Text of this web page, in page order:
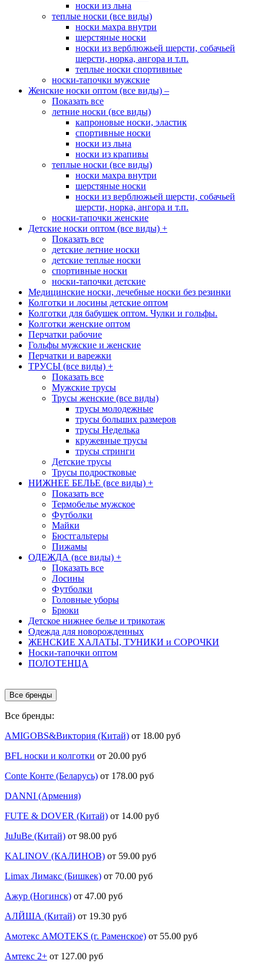
носки из льна
теплые носки (все виды)
носки махра внутри
шерстяные носки
носки из верблюжьей шерсти, собачьей
шерсти, норка, ангора и т.п.
теплые носки спортивные
носки-тапочки мужские
Женские носки оптом (все виды) –
Показать все
летние носки (все виды)
капроновые носки, эластик
спортивные носки
носки из льна
носки из крапивы
теплые носки (все виды)
носки махра внутри
шерстяные носки
носки из верблюжьей шерсти, собачьей
шерсти, норка, ангора и т.п.
носки-тапочки женские
Детские носки оптом (все виды) +
Показать все
детские летние носки
детские теплые носки
спортивные носки
носки-тапочки детские
Медицинские носки, лечебные носки без резинки
Колготки и лосины детские оптом
Колготки для бабушек оптом. Чулки и гольфы.
Колготки женские оптом
Перчатки рабочие
Гольфы мужские и женские
Перчатки и варежки
ТРУСЫ (все виды) +
Показать все
Мужские трусы
Трусы женские (все виды)
трусы молодежные
трусы больших размеров
трусы Неделька
кружевные трусы
трусы стринги
Детские трусы
Трусы подростковые
НИЖНЕЕ БЕЛЬЕ (все виды) +
Показать все
Термобелье мужское
Футболки
Майки
Бюстгальтеры
Пижамы
ОДЕЖДА (все виды) +
Показать все
Лосины
Футболки
Головные уборы
Брюки
Детское нижнее белье и трикотаж
Одежда для новорожденных
ЖЕНСКИЕ ХАЛАТЫ, ТУНИКИ и СОРОЧКИ
Носки-тапочки оптом
ПОЛОТЕНЦА
Все бренды
Все бренды:
AMIGOBS&Виктория (Китай) от 18.00 руб
BFL носки и колготки от 20.00 руб
Conte Конте (Беларусь) от 178.00 руб
DANNI (Армения)
FUTE & DOVER (Китай) от 14.00 руб
JuJuBe (Китай) от 98.00 руб
KALINOV (КАЛИНОВ) от 59.00 руб
Limax Лимакс (Бишкек) от 70.00 руб
Ажур (Ногинск) от 47.00 руб
АЛЙША (Китай) от 19.30 руб
Амотекс AMOTEKS (г. Раменское) от 55.00 руб
Амтекс 2+ от 127.00 руб